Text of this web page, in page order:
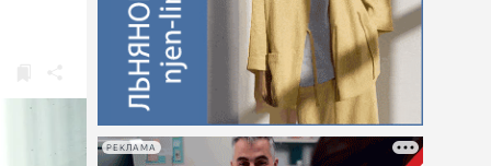
РЕКЛАМА